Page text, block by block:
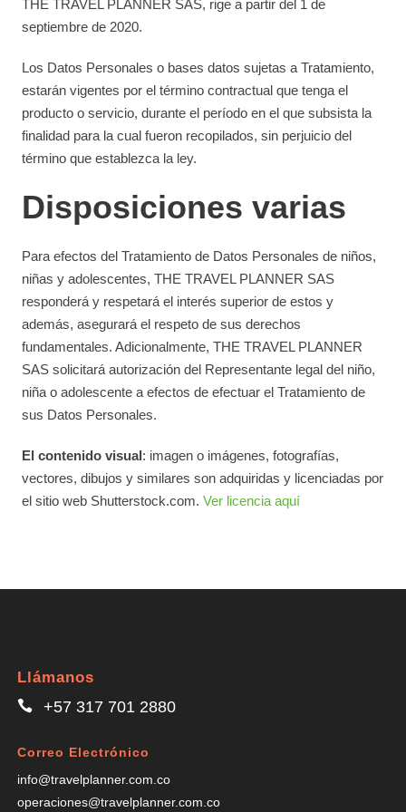
THE TRAVEL PLANNER SAS, rige a partir del 1 de
septiembre de 2020.
Los Datos Personales o bases datos sujetas a Tratamiento,
estarán vigentes por el término contractual que tenga el
producto o servicio, durante el período en el que subsista la
finalidad para la cual fueron recopilados, sin perjuicio del
término que establezca la ley.
Disposiciones varias
Para efectos del Tratamiento de Datos Personales de niños,
niñas y adolescentes, THE TRAVEL PLANNER SAS
responderá y respetará el interés superior de estos y
además, asegurará el respeto de sus derechos
fundamentales. Adicionalmente, THE TRAVEL PLANNER
SAS solicitará autorización del Representante legal del niño,
niña o adolescente a efectos de efectuar el Tratamiento de
sus Datos Personales.
El contenido visual: imagen o imágenes, fotografías,
vectores, dibujos y similares son adquiridas y licenciadas por
el sitio web Shutterstock.com.Ver licencia aquí
Llámanos
+57 317 701 2880
Correo Electrónico
info@travelplanner.com.co
operaciones@travelplanner.com.co